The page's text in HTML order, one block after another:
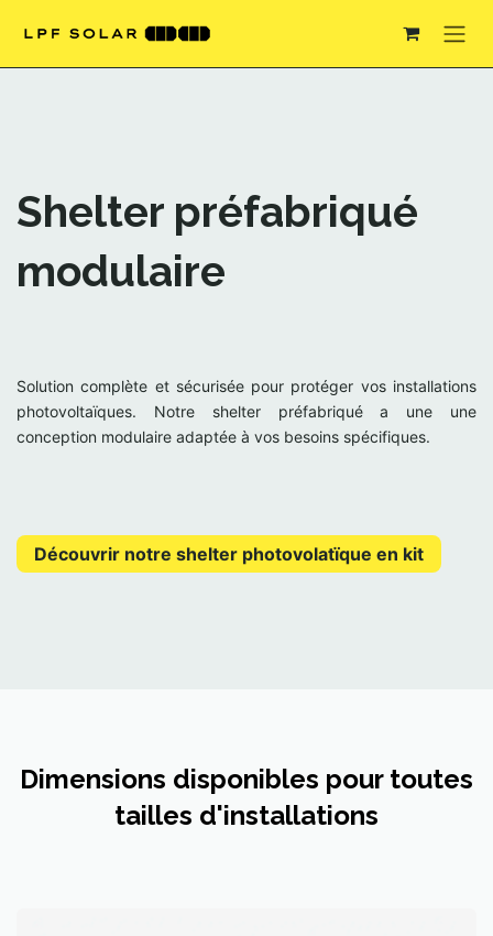
Shelter préfabriqué
modulaire
Solution complète et sécurisée pour protéger vos installations
photovoltaïques. Notre shelter préfabriqué a une une
conception modulaire adaptée à vos besoins spécifiques.
Découvrir notre shelter photovolatïque en kit
Dimensions disponibles pour toutes
tailles d'installations